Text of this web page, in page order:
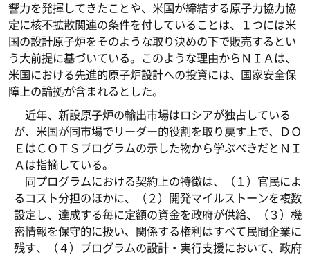
響力を発揮してきたことや、米国が締結する原子力協力協
定に核不拡散関連の条件を付していることは、１つには米
国の設計原子炉をそのような取り決めの下で販売するとい
う大前提に基づいている。このような理由からＮＩＡは、
米国における先進的原子炉設計への投資には、国家安全保
障上の論拠が含まれるとした。
近年、新設原子炉の輸出市場はロシアが独占している
が、米国が同市場でリーダー的役割を取り戻す上で、ＤＯ
ＥはＣＯＴＳプログラムの示した物から学ぶべきだとＮＩ
Ａは指摘している。
同プログラムにおける契約上の特徴は、（１）官民によ
るコスト分担のほかに、（２）開発マイルストーンを複数
設定し、達成する毎に定額の資金を政府が供給、（３）機
密情報を保守的に扱い、関係する権利はすべて民間企業に
残す、（４）プログラムの設計・実行支援において、政府